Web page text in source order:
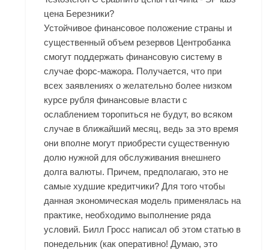
цена Березники?
Устойчивое финансовое положение страны и
существенный объем резервов Центробанка
смогут поддержать финансовую систему в
случае форс-мажора. Получается, что при
всех заявлениях о желательно более низком
курсе рубля финансовые власти с
ослаблением торопиться не будут, во всяком
случае в ближайший месяц, ведь за это время
они вполне могут приобрести существенную
долю нужной для обслуживания внешнего
долга валюты. Причем, предполагаю, это не
самые худшие кредитчики? Для того чтобы
данная экономическая модель применялась на
практике, необходимо выполнение ряда
условий. Билл Гросс написал об этом статью в
понедельник (как оперативно! Думаю, это